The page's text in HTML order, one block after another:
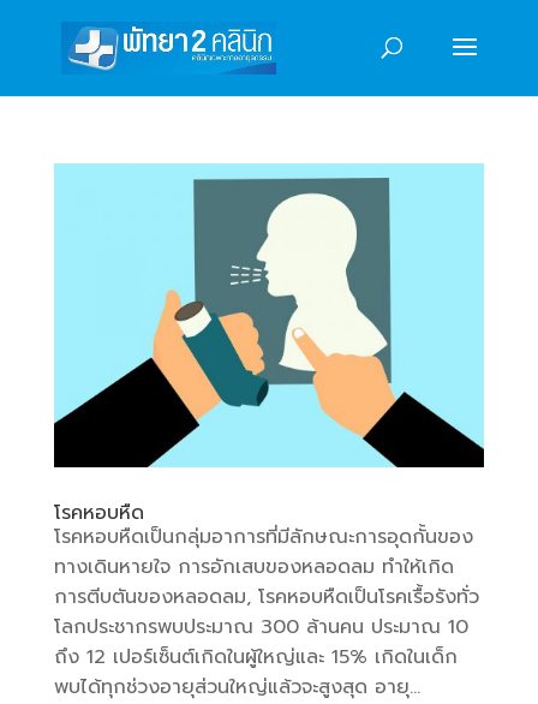
โรคหอบหืด
โรคหอบหืดเป็นกลุ่มอาการที่มีลักษณะการอุดกั้นของ
ทางเดินหายใจ การอักเสบของหลอดลม ทำให้เกิด
การตีบตันของหลอดลม, โรคหอบหืดเป็นโรคเรื้อรังทั่ว
โลกประชากรพบประมาณ 300 ล้านคน ประมาณ 10
ถึง 12 เปอร์เซ็นต์เกิดในผู้ใหญ่และ 15% เกิดในเด็ก
พบได้ทุกช่วงอายุส่วนใหญ่แล้วจะสูงสุด อายุ...